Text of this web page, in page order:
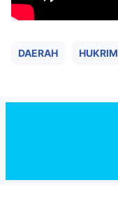
DAERAH HUKRIM